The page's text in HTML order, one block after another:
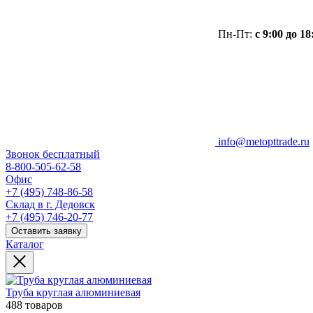
Пн-Пт: с 9:00 до
info@metopttrade.ru
Звонок бесплатный
8-800-505-62-58
Офис
+7 (495) 748-86-58
Склад в г. Дедовск
+7 (495) 746-20-77
Оставить заявку
Каталог
Труба круглая алюминиевая
488 товаров